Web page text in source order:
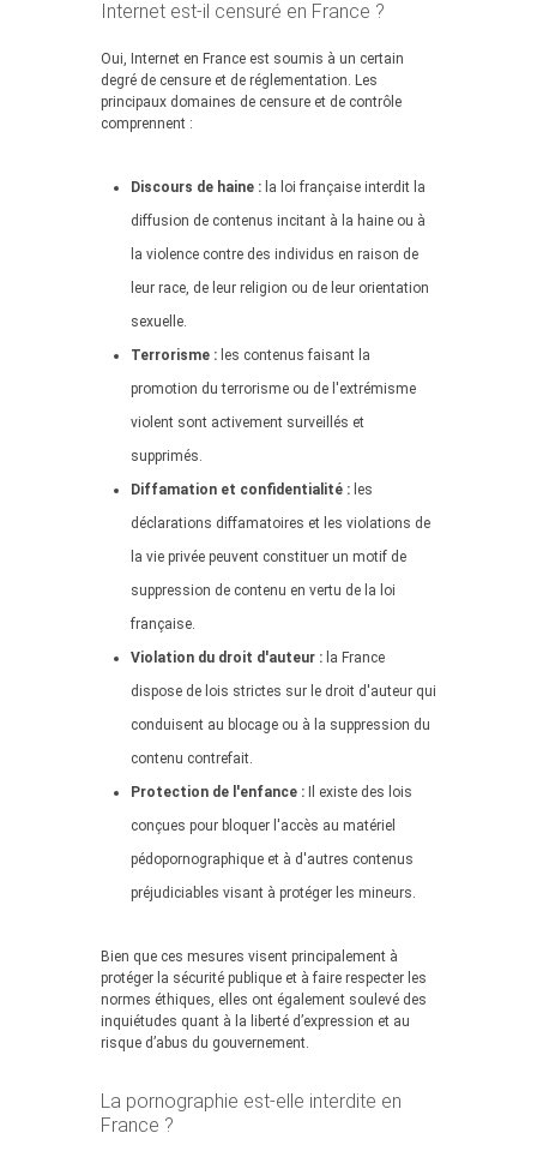
Internet est-il censuré en France ?
Oui, Internet en France est soumis à un certain
degré de censure et de réglementation. Les
principaux domaines de censure et de contrôle
comprennent :
Discours de haine : la loi française interdit la
diffusion de contenus incitant à la haine ou à
la violence contre des individus en raison de
leur race, de leur religion ou de leur orientation
sexuelle.
Terrorisme : les contenus faisant la
promotion du terrorisme ou de l'extrémisme
violent sont activement surveillés et
supprimés.
Diffamation et confidentialité : les
déclarations diffamatoires et les violations de
la vie privée peuvent constituer un motif de
suppression de contenu en vertu de la loi
française.
Violation du droit d'auteur : la France
dispose de lois strictes sur le droit d'auteur qui
conduisent au blocage ou à la suppression du
contenu contrefait.
Protection de l'enfance : Il existe des lois
conçues pour bloquer l'accès au matériel
pédopornographique et à d'autres contenus
préjudiciables visant à protéger les mineurs.
Bien que ces mesures visent principalement à
protéger la sécurité publique et à faire respecter les
normes éthiques, elles ont également soulevé des
inquiétudes quant à la liberté d’expression et au
risque d’abus du gouvernement.
La pornographie est-elle interdite en
France ?